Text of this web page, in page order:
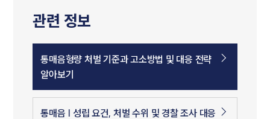
관련 정보
통매음형량 처벌 기준과 고소방법 및 대응 전략
알아보기
통매음 | 성립 요건, 처벌 수위 및 경찰 조사 대응